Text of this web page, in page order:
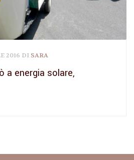
2016 DI SARA
a energia solare,